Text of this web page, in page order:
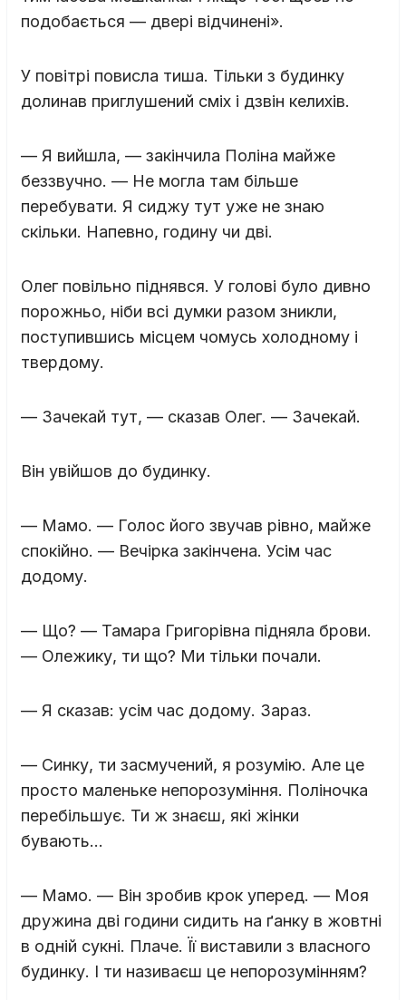
подобається — двері відчинені».
У повітрі повисла тиша. Тільки з будинку
долинав приглушений сміх і дзвін келихів.
— Я вийшла, — закінчила Поліна майже
беззвучно. — Не могла там більше
перебувати. Я сиджу тут уже не знаю
скільки. Напевно, годину чи дві.
Олег повільно піднявся. У голові було дивно
порожньо, ніби всі думки разом зникли,
поступившись місцем чомусь холодному і
твердому.
— Зачекай тут, — сказав Олег. — Зачекай.
Він увійшов до будинку.
— Мамо. — Голос його звучав рівно, майже
спокійно. — Вечірка закінчена. Усім час
додому.
— Що? — Тамара Григорівна підняла брови.
— Олежику, ти що? Ми тільки почали.
— Я сказав: усім час додому. Зараз.
— Синку, ти засмучений, я розумію. Але це
просто маленьке непорозуміння. Поліночка
перебільшує. Ти ж знаєш, які жінки
бувають…
— Мамо. — Він зробив крок уперед. — Моя
дружина дві години сидить на ґанку в жовтні
в одній сукні. Плаче. Її виставили з власного
будинку. І ти називаєш це непорозумінням?